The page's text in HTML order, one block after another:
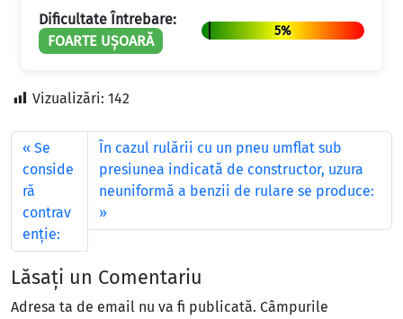
Dificultate Întrebare:
FOARTE UȘOARĂ
5%
Vizualizări: 142
Se
conside
ră
contrav
enţie:
În cazul rulării cu un pneu umflat sub
presiunea indicată de constructor, uzura
neuniformă a benzii de rulare se produce:
Lăsați un Comentariu
Adresa ta de email nu va fi publicată. Câmpurile